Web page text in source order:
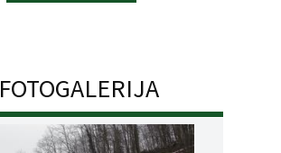
FOTOGALERIJA